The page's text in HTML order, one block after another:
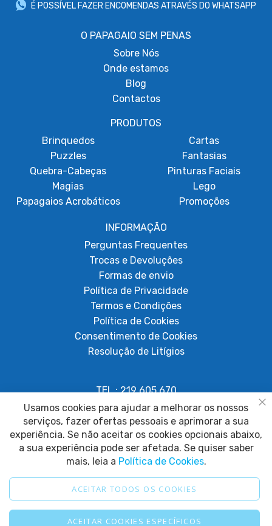
É POSSÍVEL FAZER ENCOMENDAS ATRAVÉS DO WHATSAPP
O PAPAGAIO SEM PENAS
Sobre Nós
Onde estamos
Blog
Contactos
PRODUTOS
Brinquedos
Puzzles
Quebra-Cabeças
Magias
Papagaios Acrobáticos
Cartas
Fantasias
Pinturas Faciais
Lego
Promoções
INFORMAÇÃO
Perguntas Frequentes
Trocas e Devoluções
Formas de envio
Política de Privacidade
Termos e Condições
Política de Cookies
Consentimento de Cookies
Resolução de Litígios
TEL.: 219 605 670
Chamada para rede fixa nacional
geral@papagaiosempenas.com
2025 © Papagaio sem Penas. Todos os direitos reservados.
Usamos cookies para ajudar a melhorar os nossos
serviços, fazer ofertas pessoais e aprimorar a sua
experiência. Se não aceitar os cookies opcionais abaixo,
a sua experiência pode ser afetada. Se quiser saber
mais, leia a Política de Cookies.
ACEITAR TODOS OS COOKIES
ACEITAR COOKIES ESPECÍFICOS